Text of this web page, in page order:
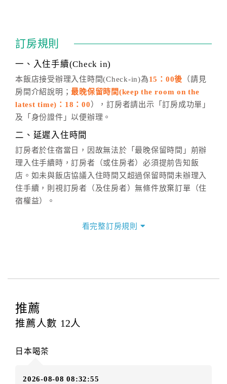
話方式異動訂單。
※非客服時間之申辦異動，皆為次日計算及辦理。
五、客服時間
週一至週日，上午9:00～晚上6:00
六、聯絡方式
(07)9682715 。
訂房規則
一、入住手續(Check in)
本飯店接受辦理入住時間(Check-in)為15：00後 （請見
房間介紹說明；最晚保留時間(keep the room on the
latest time)：18：00 ），訂房者請出示「訂房成功單」
及「身份證件」以便辦理。
二、延遲入住時間
訂房者於住宿當日，因故無法於「最晚保留時間」前辦
理入住手續時，訂房者（或住房者）必須提前告知飯
店。如未與飯店協議入住時間又超過保留時間未辦理入
住手續，則視訂房者（及住房者）無條件放棄訂單（住
宿權益）。
四、訂單異動
提出申辦不得異動訂單。
每筆訂單異動限定
辦理取消退款。
房者應補足差額。（限原訂飯店）
房者不得要求退其差額。（限原訂飯店）
看完整訂房規則
推薦
推薦人數 12人
日本喝茶
2026-08-08 08:32:55